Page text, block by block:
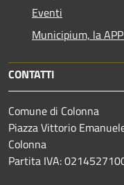
Eventi
Municipium, la
CONTATTI
Comune di Colonna
Piazza Vittorio
Colonna
Partita IVA: